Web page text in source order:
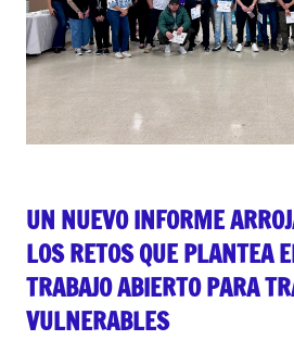
UN NUEVO INFORME
LOS RETOS QUE PLANTEA
TRABAJO ABIERTO PARA
VULNERABLES